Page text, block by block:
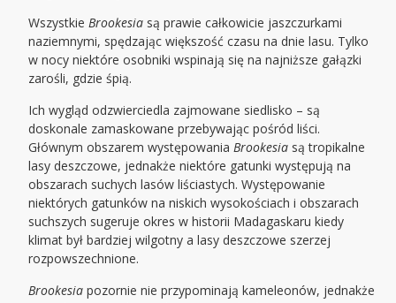
WszystkieBrookesia są prawie całkowicie jaszczurkami
naziemnymi, spędzając większość czasu na dnie lasu. Tylko
w nocy niektóre osobniki wspinają się na najniższe gałązki
zarośli, gdzie śpią.
Ich wygląd odzwierciedla zajmowane siedlisko – są
doskonale zamaskowane przebywając pośród liści.
Głównym obszarem występowaniaBrookesia są tropikalne
lasy deszczowe, jednakże niektóre gatunki występują na
obszarach suchych lasów liściastych. Występowanie
niektórych gatunków na niskich wysokościach i obszarach
suchszych sugeruje okres w historii Madagaskaru kiedy
klimat był bardziej wilgotny a lasy deszczowe szerzej
rozpowszechnione.
Brookesia pozornie nie przypominają kameleonów, jednakże